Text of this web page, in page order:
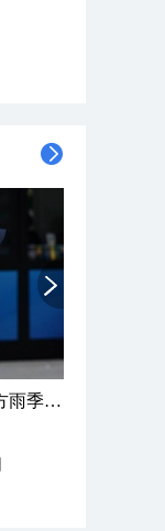
大暑节气：南方暑热盛行防伏旱 北方雨季陆续开启